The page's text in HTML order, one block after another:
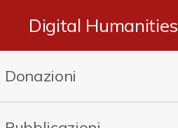
Digital Humanities
Donazioni